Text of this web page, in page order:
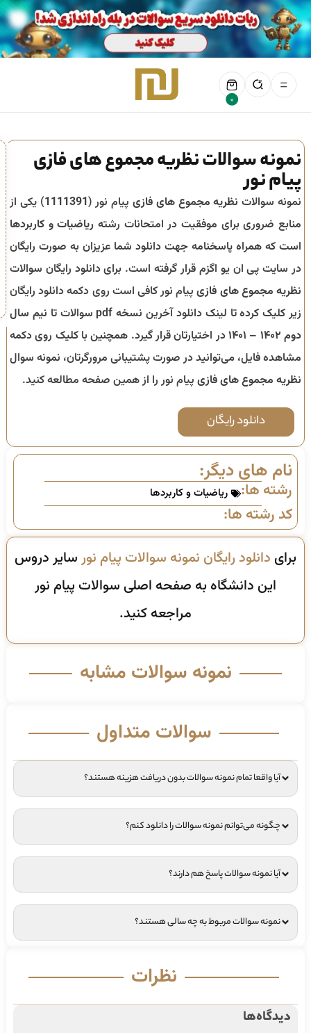
0
نمونه سوالات نظریه مجموع های فازی
پیام نور
نمونه سوالات نظریه مجموع های فازیپیام نور (1111391) یکی از
منابع ضروری برای موفقیت در امتحانات رشته ریاضیات و کاربردها
است که همراه پاسخنامه جهت دانلود شما عزیزان به صورت رایگان
در سایت پی ان یو اگزم قرار گرفته است. برای دانلود رایگان سوالات
نظریه مجموع های فازیپیام نور کافی است روی دکمه دانلود رایگان
زیر کلیک کرده تا لینک دانلود آخرین نسخه pdf سوالات تا
نیم سال
دوم ۱۴۰۲ – ۱۴۰۱
در اختیارتان قرار گیرد. همچنین با کلیک روی دکمه
مشاهده فایل، می‌توانید در صورت پشتیبانی مرورگرتان، نمونه سوال
نظریه مجموع های فازی پیام نور را از همین صفحه مطالعه کنید.
دانلود رایگان
نام های دیگر:
رشته ها: ریاضیات و کاربردها
کد رشته ها:
برای دانلود رایگان نمونه سوالات پیام نورسایر دروس
این دانشگاه به صفحه اصلی سوالات پیام نور
مراجعه کنید.
نمونه سوالات مشابه
سوالات متداول
آیا واقعا تمام نمونه سوالات بدون دریافت هزینه هستند؟
چگونه می‌توانم نمونه سوالات را دانلود کنم؟
آیا نمونه سوالات پاسخ هم دارند؟
نمونه سوالات مربوط به چه سالی هستند؟
نظرات
دیدگاه‌ها